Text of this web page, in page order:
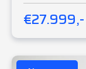
€27.999,-